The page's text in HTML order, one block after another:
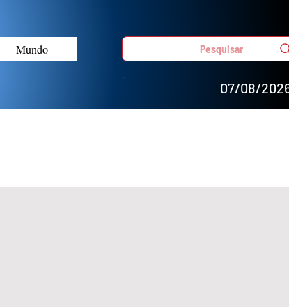
Mundo Pesquisar
07/08/